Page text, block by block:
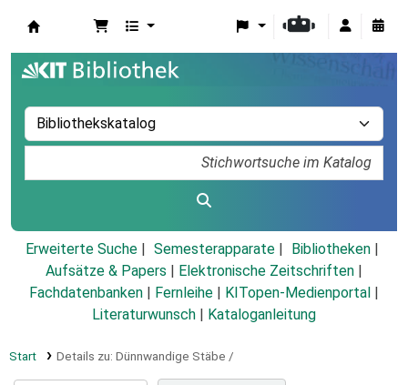
Erweiterte Suche Semesterapparate
Bibliotheken
Aufsätze & Papers
Elektronische Zeitschriften
Fachdatenbanken
Fernleihe KITopen-Medienportal
Literaturwunsch
Kataloganleitung
Start Details zu: Dünnwandige Stäbe /